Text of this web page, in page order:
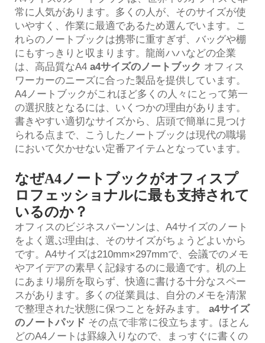
常に人気があります。多くの人が、そのサイズが使
いやすく、作業に最適であるため選んでいます。こ
れらのノートブックは携帯に重すぎず、バッグや棚
にもすっきりと収まります。龍崗ハハなどの企業
は、高品質なA4 a4サイズのノートブック オフィス
ワーカーのニーズに合った製品を提供しています。
A4ノートブックがこれほど多くの人々にとって第一
の選択肢となるには、いくつかの理由があります。
書きやすい適切なサイズから、店頭で簡単に見つけ
られる点まで、こうしたノートブックは現代の職場
において欠かせない定番アイテムとなっています。
なぜA4ノートブックがオフィスプ
ロフェッショナルに最も支持されて
いるのか？
オフィスのビジネスパーソンは、A4サイズのノート
をよく選ぶ理由は、そのサイズがちょうどよいから
です。A4サイズは210mm×297mmで、会議でのメモ
やアイデアの素早く記録するのに最適です。机の上
にあまり場所を取らず、快適に書ける十分なスペー
スがあります。多くの従業員は、自分のメモを清潔
で整理された状態に保つことを好みます。 a4サイズ
のノートパッド その点で非常に役立ちます。ほとん
どのA4ノートは罫線入りなので、まっすぐに書くの